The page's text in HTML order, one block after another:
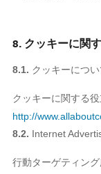
8. クッキーに関
8.1. クッキーについ
クッキーに関する
http://
8.2. Internet
行動ターゲティン